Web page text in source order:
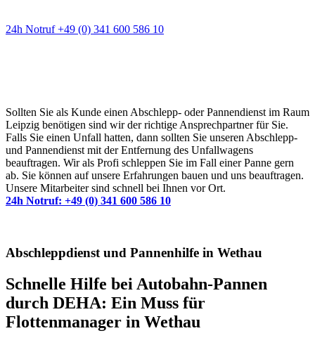
24h Notruf +49 (0) 341 600 586 10
Sollten Sie als Kunde einen Abschlepp- oder Pannendienst im Raum
Leipzig benötigen sind wir der richtige Ansprechpartner für Sie.
Falls Sie einen Unfall hatten, dann sollten Sie unseren Abschlepp-
und Pannendienst mit der Entfernung des Unfallwagens
beauftragen. Wir als Profi schleppen Sie im Fall einer Panne gern
ab. Sie können auf unsere Erfahrungen bauen und uns beauftragen.
Unsere Mitarbeiter sind schnell bei Ihnen vor Ort.
24h Notruf: +49 (0) 341 600 586 10
Abschleppdienst und Pannenhilfe in Wethau
Schnelle Hilfe bei Autobahn-Pannen
durch DEHA: Ein Muss für
Flottenmanager in Wethau